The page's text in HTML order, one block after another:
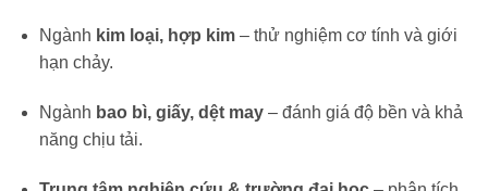
Ngành kim loại, hợp kim– thử nghiệm cơ tính và giới
hạn chảy.
Ngành bao bì, giấy, dệt may– đánh giá độ bền và khả
năng chịu tải.